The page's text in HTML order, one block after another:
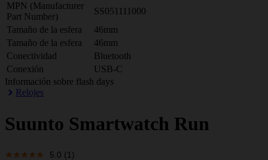
MPN (Manufacturer
Part Number)
SS051111000
Tamaño de la esfera
46mm
Tamaño de la esfera
46mm
Conectividad
Bluetooth
Conexión
USB-C
Información sobre flash days
Relojes
Suunto Smartwatch Run
5.0 (1)